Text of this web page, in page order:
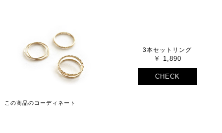
3本セットリング
1,890
CHECK
この商品のコーディネート